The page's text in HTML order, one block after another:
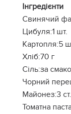
Інгредієнти
Свинячий
Цибуля:1 шт.
Картопля:5
Хліб:70 г
Сіль:за
Чорний
Майонез:3
Томатна